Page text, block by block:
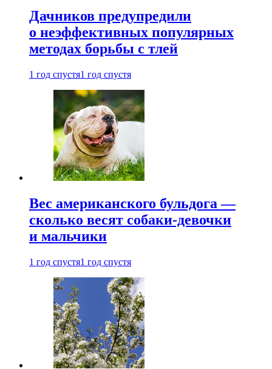
Дачников предупредили
о неэффективных популярных
методах борьбы с тлей
1 год спустя1 год спустя
Вес американского бульдога —
сколько весят собаки-девочки
и мальчики
1 год спустя1 год спустя